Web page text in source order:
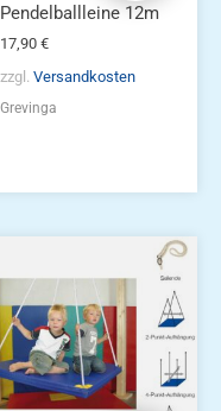
Pendelballleine 12m
17,90 €
zzgl. Versandkosten
Grevinga